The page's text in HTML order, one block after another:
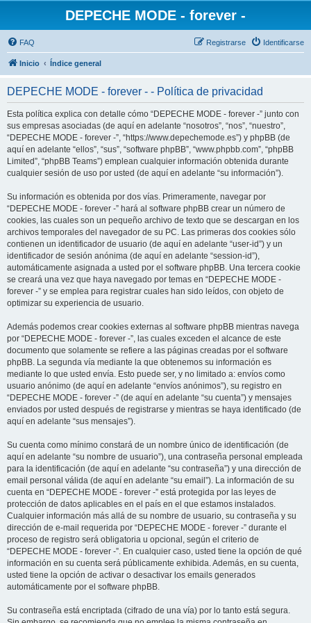
DEPECHE MODE - forever -
FAQ Identificarse
Registrarse
Inicio Índice general
DEPECHE MODE - forever - - Política de privacidad
Esta política explica con detalle cómo “DEPECHE MODE - forever -” junto con
sus empresas asociadas (de aquí en adelante “nosotros”, “nos”, “nuestro”,
“DEPECHE MODE - forever -”, “https://www.depechemode.es”) y phpBB (de
aquí en adelante “ellos”, “sus”, “software phpBB”, “www.phpbb.com”, “phpBB
Limited”, “phpBB Teams”) emplean cualquier información obtenida durante
cualquier sesión de uso por usted (de aquí en adelante “su información”).
Su información es obtenida por dos vías. Primeramente, navegar por
“DEPECHE MODE - forever -” hará al software phpBB crear un número de
cookies, las cuales son un pequeño archivo de texto que se descargan en los
archivos temporales del navegador de su PC. Las primeras dos cookies sólo
contienen un identificador de usuario (de aquí en adelante “user-id”) y un
identificador de sesión anónima (de aquí en adelante “session-id”),
automáticamente asignada a usted por el software phpBB. Una tercera cookie
se creará una vez que haya navegado por temas en “DEPECHE MODE -
forever -” y se emplea para registrar cuales han sido leídos, con objeto de
optimizar su experiencia de usuario.
Además podemos crear cookies externas al software phpBB mientras navega
por “DEPECHE MODE - forever -”, las cuales exceden el alcance de este
documento que solamente se refiere a las páginas creadas por el software
phpBB. La segunda vía mediante la que obtenemos su información es
mediante lo que usted envía. Esto puede ser, y no limitado a: envíos como
usuario anónimo (de aquí en adelante “envíos anónimos”), su registro en
“DEPECHE MODE - forever -” (de aquí en adelante “su cuenta”) y mensajes
enviados por usted después de registrarse y mientras se haya identificado (de
aquí en adelante “sus mensajes”).
Su cuenta como mínimo constará de un nombre único de identificación (de
aquí en adelante “su nombre de usuario”), una contraseña personal empleada
para la identificación (de aquí en adelante “su contraseña”) y una dirección de
email personal válida (de aquí en adelante “su email”). La información de su
cuenta en “DEPECHE MODE - forever -” está protegida por las leyes de
protección de datos aplicables en el país en el que estamos instalados.
Cualquier información más allá de su nombre de usuario, su contraseña y su
dirección de e-mail requerida por “DEPECHE MODE - forever -” durante el
proceso de registro será obligatoria u opcional, según el criterio de
“DEPECHE MODE - forever -”. En cualquier caso, usted tiene la opción de qué
información en su cuenta será públicamente exhibida. Además, en su cuenta,
usted tiene la opción de activar o desactivar los emails generados
automáticamente por el software phpBB.
Su contraseña está encriptada (cifrado de una vía) por lo tanto está segura.